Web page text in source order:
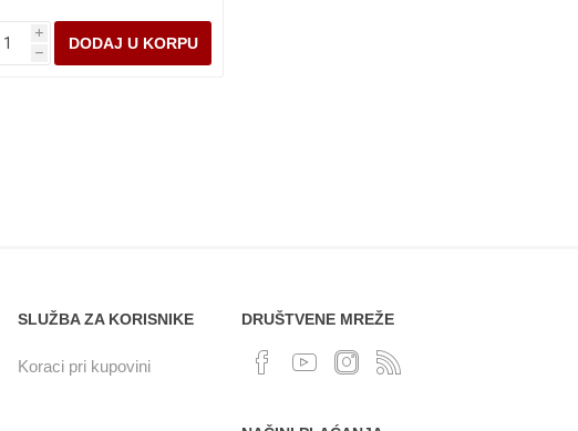
i
h
SLUŽBA ZA KORISNIKE
Koraci pri kupovini
DRUŠTVENE MREŽE